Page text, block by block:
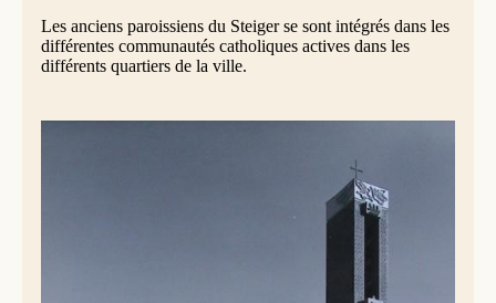
Les anciens paroissiens du Steiger se sont intégrés dans les
différentes communautés catholiques actives dans les
différents quartiers de la ville.